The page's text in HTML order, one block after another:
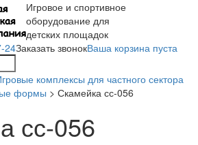
Игровое и спортивное
оборудование для
детских площадок
Ваша корзина пуста
Заказать звонок
24
комплексы для частного сектора
формы > Скамейка сс-056
сс-056